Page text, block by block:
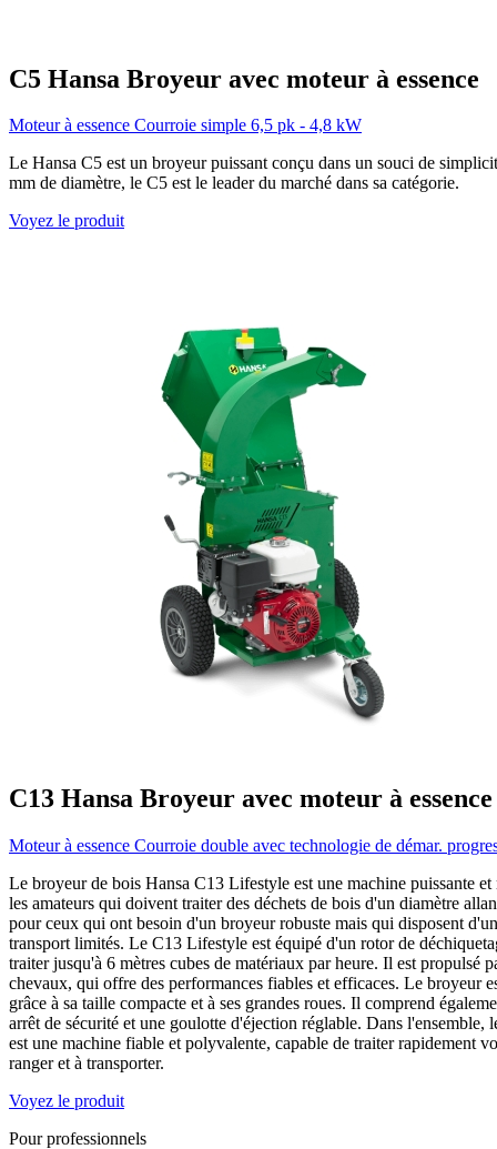
C5 Hansa Broyeur avec moteur à essence
Moteur à essence Courroie simple 6,5 pk - 4,8 kW
Le Hansa C5 est un broyeur puissant conçu dans un souci de
mm de diamètre, le C5 est le leader du marché dans sa catégorie.
Voyez le produit
C13 Hansa Broyeur avec moteur à essence
Moteur à essence Courroie double avec technologie de démar.
Le broyeur de bois Hansa C13 Lifestyle est une machine puissante
les amateurs qui doivent traiter des déchets de bois d'un diamètre
pour ceux qui ont besoin d'un broyeur robuste mais qui disposent
transport limités. Le C13 Lifestyle est équipé d'un rotor de
traiter jusqu'à 6 mètres cubes de matériaux par heure. Il est propulsé
chevaux, qui offre des performances fiables et efficaces. Le broyeur
grâce à sa taille compacte et à ses grandes roues. Il comprend
arrêt de sécurité et une goulotte d'éjection réglable. Dans
est une machine fiable et polyvalente, capable de traiter rapidement
ranger et à transporter.
Voyez le produit
Pour professionnels